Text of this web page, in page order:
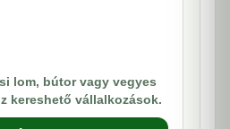
lom, bútor vagy vegyes
kereshető vállalkozások.